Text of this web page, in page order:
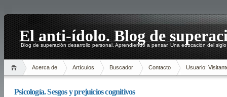
El anti-ídolo. Blog de
Blog de superación desarrollo personal. Aprendiendo a pensar. Una educación del
Acerca de Artículos Buscador Contacto Usuario:
Psicología. Sesgos y prejuicios cognitivos